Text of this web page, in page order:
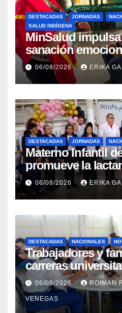
DESTACADAS JORNADAS
SALUD INDÍGENA
MinSalud
sanación
post-sismo junto
indígenas en
06/08/2026 ERIKA
DESTACADAS JORNADAS
Materno Infantil
promueve la
como un inicio
vida
06/08/2026 ERIKA
DESTACADAS NACIONALES
Trabajadores y
carreras
convenio entre
UCV
06/08/2026 ROIMAN
VENEGAS